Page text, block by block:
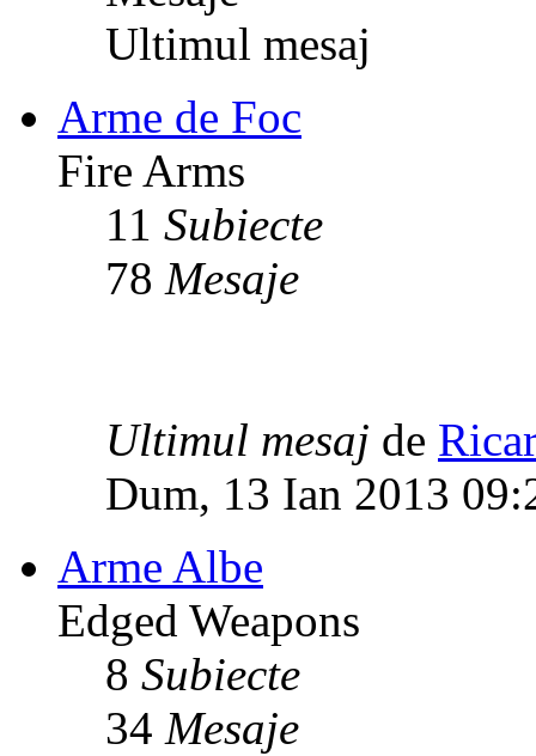
Ultimul mesaj
Arme de Foc
Fire Arms
11 Subiecte
78 Mesaje
Ultimul mesaj de
Dum, 13 Ian 2013
Arme Albe
Edged Weapons
8 Subiecte
34 Mesaje